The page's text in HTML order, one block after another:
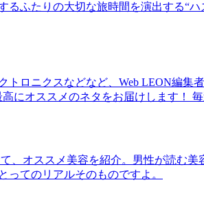
ふたりの大切な旅時間を演出する“
ロニクスなどなど、Web LEON編
にオススメのネタをお届けします！ 毎
、オススメ美容を紹介。男性が読む
てのリアルそのものですよ。